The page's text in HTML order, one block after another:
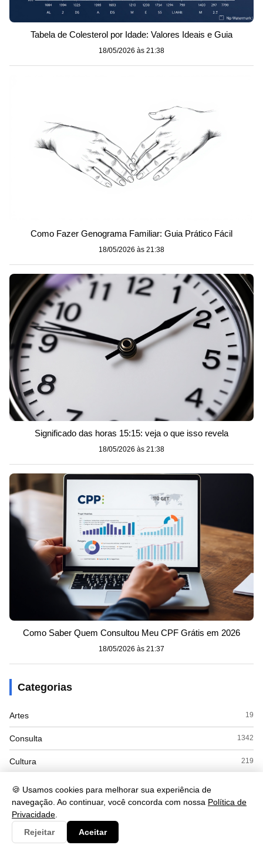
🍪 Usamos cookies para melhorar sua experiência de
navegação. Ao continuar, você concorda com nossa Política de
Privacidade
Rejeitar
Aceitar
Tabela de Colesterol por Idade: Valores Ideais e Guia
18/05/2026 às 21:38
Como Fazer Genograma Familiar: Guia Prático Fácil
18/05/2026 às 21:38
Significado das horas 15:15: veja o que isso revela
18/05/2026 às 21:38
Como Saber Quem Consultou Meu CPF Grátis em 2026
18/05/2026 às 21:37
Categorias
Artes 19
Consulta 1342
Cultura 219
Documento
Economia 161
Educação